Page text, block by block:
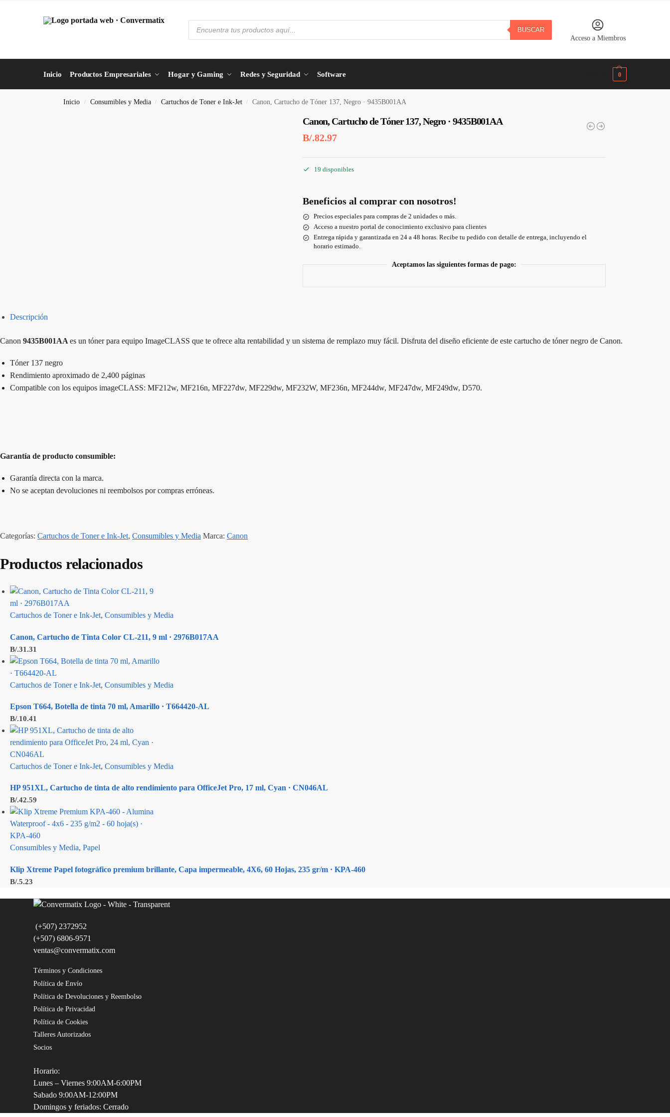
BUSCAR
Acceso a Miembros
Inicio Productos Empresariales Hogar y Gaming Redes y Seguridad Software 0
Inicio / Consumibles y Media / Cartuchos de Toner e Ink-Jet / Canon, Cartucho de Tóner 137, Negro · 9435B001AA
Canon, Cartucho de Tóner 137, Negro · 9435B001AA
B/.82.97
19 disponibles
Beneficios al comprar con nosotros!
Precios especiales para compras de 2 unidades o más.
Acceso a nuestro portal de conocimiento exclusivo para clientes
Entrega rápida y garantizada en 24 a 48 horas. Recibe tu pedido con detalle de entrega, incluyendo el
horario estimado.
Aceptamos las siguientes formas de pago:
Descripción
Canon 9435B001AA es un tóner para equipo ImageCLASS que te ofrece alta rentabilidad y un sistema de remplazo muy fácil. Disfruta del diseño eficiente de este cartucho de tóner negro de Canon.
Tóner 137 negro
Rendimiento aproximado de 2,400 páginas
Compatible con los equipos imageCLASS: MF212w, MF216n, MF227dw, MF229dw, MF232W, MF236n, MF244dw, MF247dw, MF249dw, D570.
Garantía de producto consumible:
Garantía directa con la marca.
No se aceptan devoluciones ni reembolsos por compras erróneas.
Categorías: Cartuchos de Toner e Ink-Jet, Consumibles y Media Marca: Canon
Productos relacionados
Cartuchos de Toner e Ink-Jet, Consumibles y Media
Canon, Cartucho de Tinta Color CL-211, 9 ml · 2976B017AA
B/.31.31
Cartuchos de Toner e Ink-Jet, Consumibles y Media
Epson T664, Botella de tinta 70 ml, Amarillo · T664420-AL
B/.10.41
Cartuchos de Toner e Ink-Jet, Consumibles y Media
HP 951XL, Cartucho de tinta de alto rendimiento para OfficeJet Pro, 17 ml, Cyan · CN046AL
B/.42.59
Consumibles y Media, Papel
Klip Xtreme Papel fotográfico premium brillante, Capa impermeable, 4X6, 60 Hojas, 235 gr/m · KPA-460
B/.5.23
(+507) 2372952
(+507) 6806-9571
ventas@convermatix.com
Términos y Condiciones
Política de Envío
Política de Devoluciones y Reembolso
Política de Privacidad
Política de Cookies
Talleres Autorizados
Socios
Horario:
Lunes – Viernes 9:00AM-6:00PM
Sabado 9:00AM-12:00PM
Domingos y feriados: Cerrado